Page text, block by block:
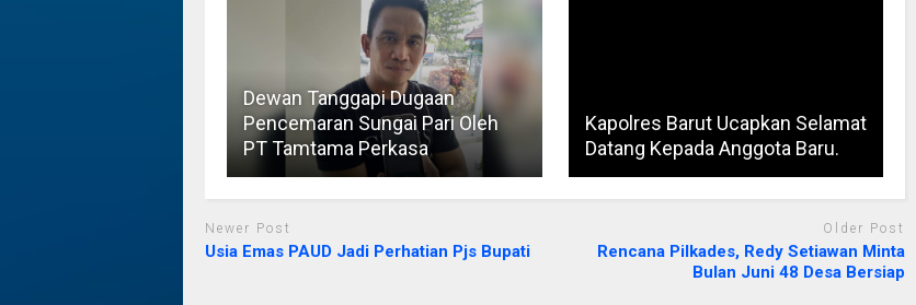
Dewan Tanggapi Dugaan
Pencemaran Sungai Pari Oleh
PT Tamtama Perkasa
Kapolres Barut Ucapkan Selamat
Datang Kepada Anggota Baru.
Newer Post
Usia Emas PAUD Jadi Perhatian Pjs Bupati
Older Post
Rencana Pilkades, Redy Setiawan Minta
Bulan Juni 48 Desa Bersiap